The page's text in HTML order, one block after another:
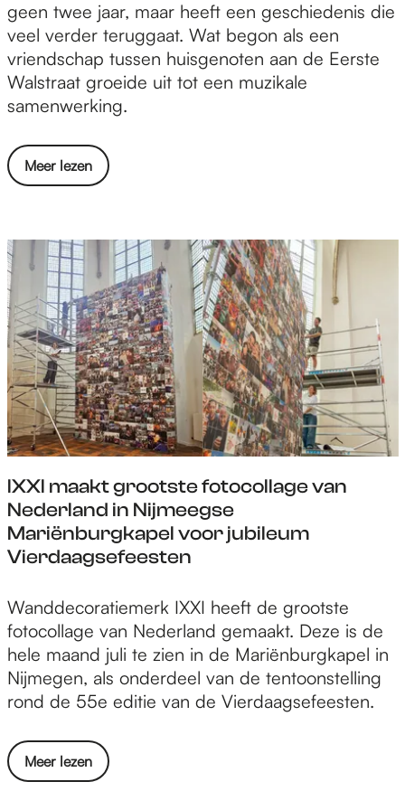
s
t
e
n
v
o
o
a
l
e
n
t
e
n
t
r
a
e
c
t
2
2
6
e
n
s
a
r
e
r
t
v
i
f
a
i
e
s
t
e
n
v
o
o
r
t
a
l
e
t
e
n
t
r
j
e
h
e
F
i
r
t
W
l
s
t
r
e
e
t
:
v
i
e
r
v
r
e
n
d
e
n
e
n
e
e
geen twee jaar, maar heeft een geschiedenis die
veel verder teruggaat. Wat begon als een
vriendschap tussen huisgenoten aan de Eerste
Walstraat groeide uit tot een muzikale
samenwerking.
Meer lezen
o
v
r
T
h
e
F
i
r
s
t
W
l
l
s
t
e
e
t
:
v
e
r
IXXI maakt grootste fotocollage van
Nederland in Nijmeegse
Mariënburgkapel voor jubileum
Vierdaagsefeesten
I
X
X
I
m
a
k
Wanddecoratiemerk IXXI heeft de grootste
fotocollage van Nederland gemaakt. Deze is de
hele maand juli te zien in de Mariënburgkapel in
Nijmegen, als onderdeel van de tentoonstelling
rond de 55e editie van de Vierdaagsefeesten.
Meer lezen
o
v